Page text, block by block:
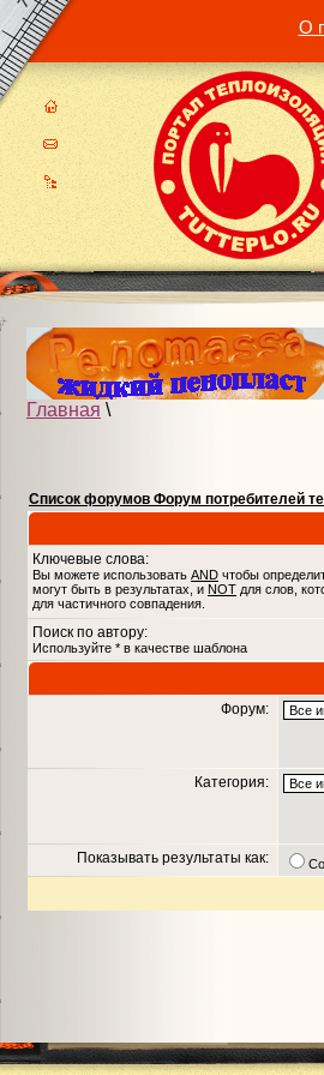
О
Главная \
Список форумов Форум потребителей
Ключевые слова:
Вы можете использовать AND чтобы
могут быть в результатах, и NOT для слов,
для частичного совпадения.
Поиск по автору:
Используйте * в качестве шаблона
Форум:
Категория:
Показывать результаты как: